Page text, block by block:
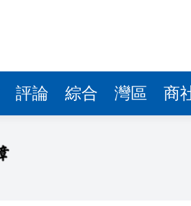
評論 綜合 灣區 商